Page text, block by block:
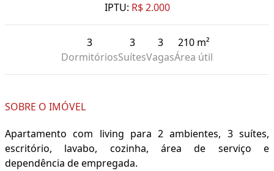
IPTU: R$ 2.000
3
Dormitórios
3
Suítes
3
Vagas
210 m²
Área útil
SOBRE O IMÓVEL
Apartamento com living para 2 ambientes, 3 suítes,
escritório, lavabo, cozinha, área de serviço e
dependência de empregada.